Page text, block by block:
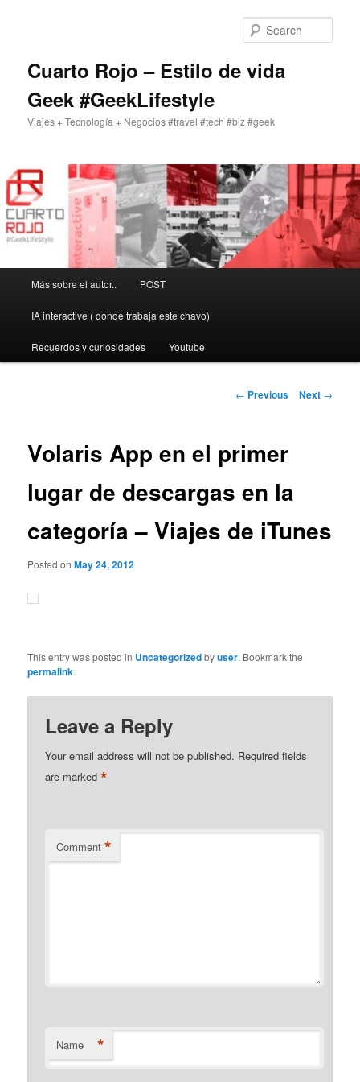
Cuarto Rojo – Estilo de vida
Geek #GeekLifestyle
Viajes + Tecnología + Negocios #travel #tech #biz #geek
Más sobre el autor.. POST
IA interactive ( donde trabaja este chavo)
Recuerdos y curiosidades Youtube
Post
← Previous Next →
Volaris App en el primer
lugar de descargas en la
categoría – Viajes de iTunes
Posted onMay 24, 2012
This entry was posted in Uncategorizedbyuser. Bookmark the
permalink.
Leave a Reply
Your email address will not be published. Required fields
are marked*
Comment *
Name *